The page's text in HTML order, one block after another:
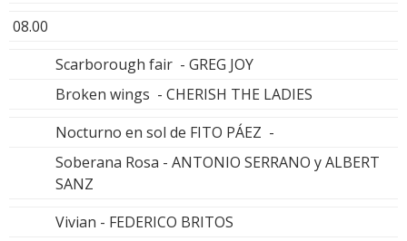
08.00
Scarborough fair - GREG JOY
Broken wings - CHERISH THE LADIES
Nocturno en sol de FITO PÁEZ -
Soberana Rosa - ANTONIO SERRANO y ALBERT
SANZ
Vivian - FEDERICO BRITOS